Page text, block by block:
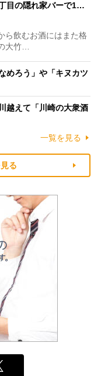
目の隠れ家バーで1…
ら飲むお酒にはまた格
大竹…
めろう」や「キヌカツ
越えて「川崎の大衆酒
一覧を見る
る